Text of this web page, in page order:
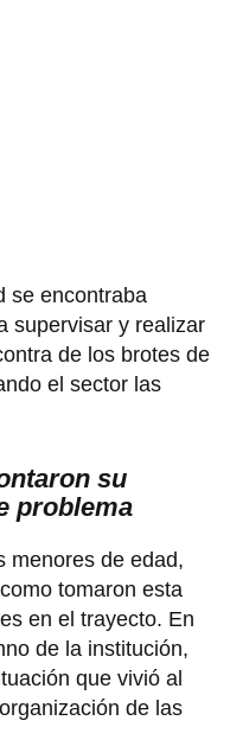
se encontraba
supervisar y realizar
de los brotes de
el sector las
su
problema
menores de edad,
tomaron esta
en el trayecto. En
de la institución,
que vivió al
de las